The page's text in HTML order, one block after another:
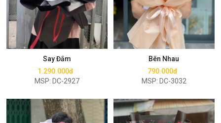
Say Đắm
1.290.000đ
MSP: DC-2927
Mua ngay
Bên Nhau
790.000đ
MSP: DC-3032
Mua ngay